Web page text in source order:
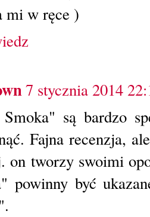
mi w ręce )
7 stycznia 2014
są bardzo
Fajna recenzja,
on tworzy swoimi
powinny być